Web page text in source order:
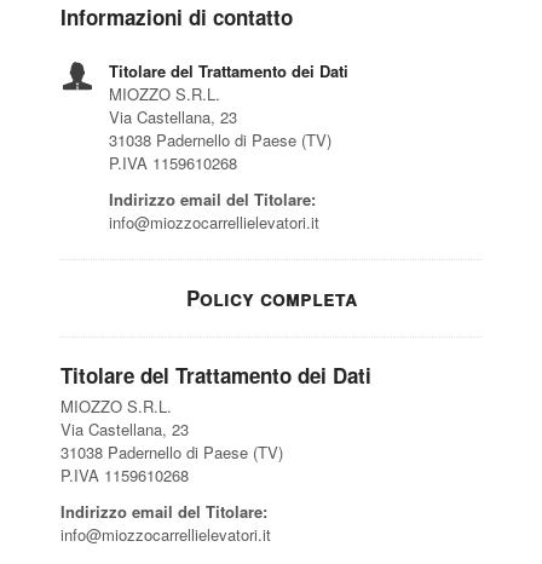
Informazioni di contatto
Titolare del Trattamento dei Dati
MIOZZO S.R.L.
Via Castellana, 23
31038 Padernello di Paese (TV)
P.IVA 1159610268
Indirizzo email del Titolare:
info@miozzocarrellielevatori.it
Policy completa
Titolare del Trattamento dei Dati
MIOZZO S.R.L.
Via Castellana, 23
31038 Padernello di Paese (TV)
P.IVA 1159610268
Indirizzo email del Titolare:
info@miozzocarrellielevatori.it